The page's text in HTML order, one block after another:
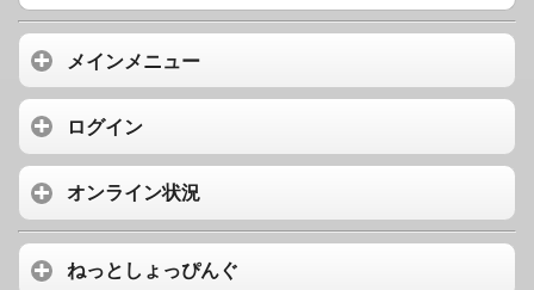
メインメニュー
ログイン
オンライン状況
ねっとしょっぴんぐ